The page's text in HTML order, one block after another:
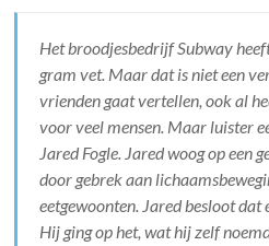
Het broodjesbedrijf Subway
gram vet. Maar dat is niet een
vrienden gaat vertellen, ook al
voor veel mensen. Maar luister
Jared Fogle. Jared woog op een
door gebrek aan
eetgewoonten. Jared besloot dat
Hij ging op het, wat hij zelf